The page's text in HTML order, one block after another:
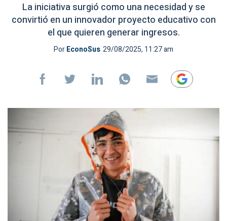
La iniciativa surgió como una necesidad y se
convirtió en un innovador proyecto educativo con
el que quieren generar ingresos.
PorEconoSus 29/08/2025, 11:27 am